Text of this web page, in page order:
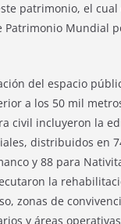
patrimonio, el cual
Patrimonio Mundial
del espacio
a los 50 mil
civil incluyeron la
distribuidos en
y 88 para
la
zonas de
y áreas